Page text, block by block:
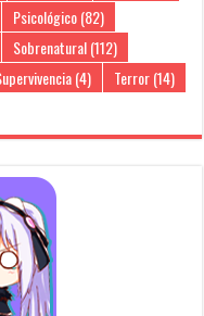
Psicológico(82)
Sobrenatural(112)
(4) Terror(14)